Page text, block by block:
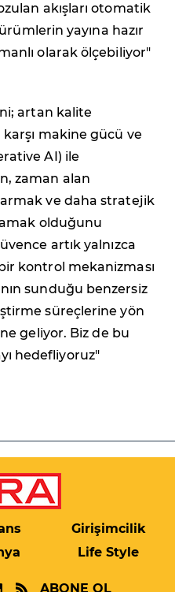
akışları otomatik
yayına hazır
olarak ölçebiliyor"
artan kalite
karşı makine gücü ve
AI) ile
zaman alan
ve daha stratejik
olduğunu
artık yalnızca
kontrol mekanizması
sunduğu benzersiz
süreçlerine yön
geliyor. Biz de bu
hedefliyoruz"
Girişimcilik
Life Style
ABONE OL